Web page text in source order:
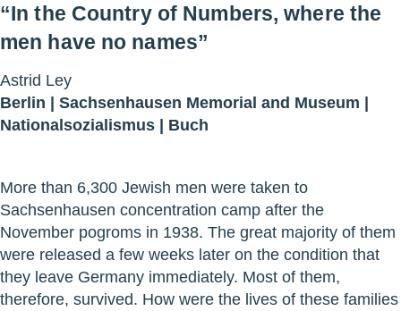
“In the Country of Numbers, where the
men have no names”
Astrid Ley
Berlin | Sachsenhausen Memorial and Museum |
Nationalsozialismus | Buch
More than 6,300 Jewish men were taken to
Sachsenhausen concentration camp after the
November pogroms in 1938. The great majority of them
were released a few weeks later on the condition that
they leave Germany immediately. Most of them,
therefore, survived. How were the lives of these families